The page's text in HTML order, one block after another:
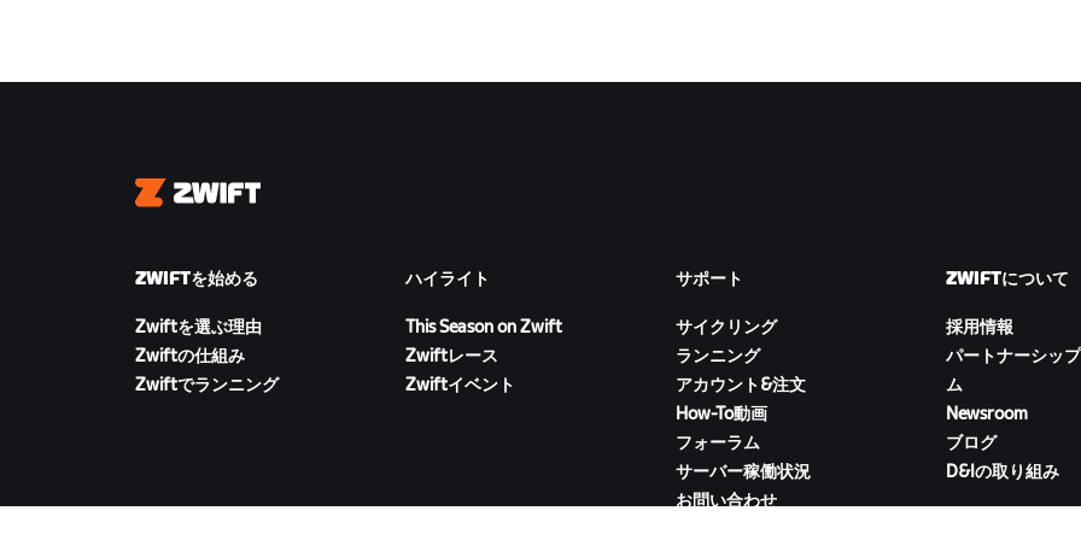
Zwift
ZWIFTを始める
Zwiftを選ぶ理由
Zwiftの仕組み
Zwiftでランニング
ハイライト
This Season on Zwift
Zwiftレース
Zwiftイベント
サポート
サイクリング
ランニング
アカウント&注文
How-To動画
フォーラム
サーバー稼働状況
お問い合わせ
ZWIFTについて
採用情報
パートナーシッ
ム
Newsroom
ブログ
D&Iの取り組み